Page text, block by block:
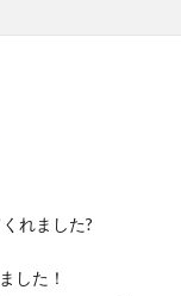
れました?
した！